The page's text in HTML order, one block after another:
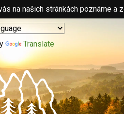
na našich stránkách poznáme a
Translate